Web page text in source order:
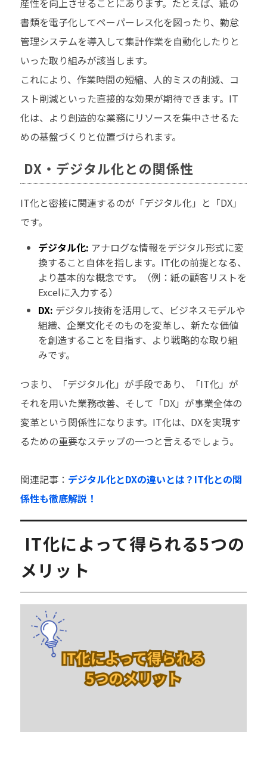
書類を電子化してペーパーレス化を図ったり、勤怠
管理システムを導入して集計作業を自動化したりと
いった取り組みが該当します。
これにより、作業時間の短縮、人的ミスの削減、コ
スト削減といった直接的な効果が期待できます。IT
化は、より創造的な業務にリソースを集中させるた
めの基盤づくりと位置づけられます。
DX・デジタル化との関係性
IT化と密接に関連するのが「デジタル化」と「DX」
です。
デジタル化: アナログな情報をデジタル形式に変
換すること自体を指します。IT化の前提となる、
より基本的な概念です。（例：紙の顧客リストを
Excelに入力する）
DX: デジタル技術を活用して、ビジネスモデルや
組織、企業文化そのものを変革し、新たな価値
を創造することを目指す、より戦略的な取り組
みです。
つまり、「デジタル化」が手段であり、「IT化」が
それを用いた業務改善、そして「DX」が事業全体の
変革という関係性になります。IT化は、DXを実現す
るための重要なステップの一つと言えるでしょう。
関連記事： デジタル化とDXの違いとは？IT化との関
係性も徹底解説！
IT化によって得られる5つの
メリット